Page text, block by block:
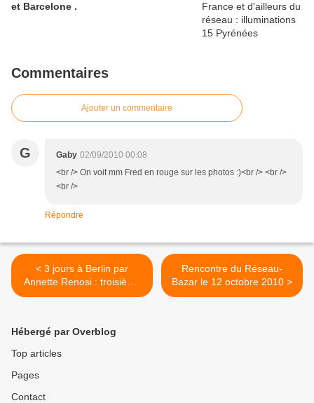
et Barcelone .
Commentaires
Ajouter un commentaire
G Gaby 02/09/2010 00:08
<br /> On voit mm Fred en rouge sur les photos :)<br /> <br />
<br />
Répondre
< 3 jours à Berlin par
Annette Renosi : troisième
journée (3/3)
Rencontre du Réseau-
Bazar le 12 octobre 2010 >
Hébergé par Overblog
Top articles
Pages
Contact